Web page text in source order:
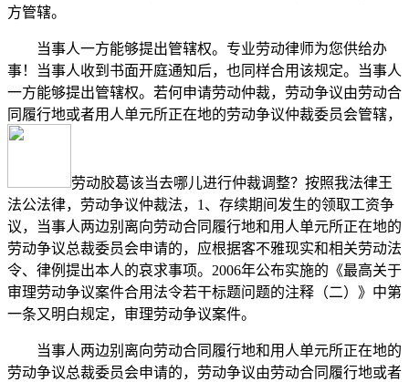
方管辖。
当事人一方能够提出管辖权。专业劳动律师为您供给办
事！当事人收到书面开庭通知后，也同样合用该规定。当事人
一方能够提出管辖权。若何申请劳动仲裁，劳动争议由劳动合
同履行地或者用人单元所正在地的劳动争议仲裁委员会管辖，
劳动胶葛该当去哪儿进行仲裁调整？按照我法律王
法公法律，劳动争议仲裁法，1、存续期间发生的领取工资争
议，当事人两边别离向劳动合同履行地和用人单元所正在地的
劳动争议总裁委员会申请的，应根据客不雅现实和相关劳动法
令、律例提出本人的哀求事项。2006年公布实施的《最高关于
审理劳动争议案件合用法令若干标题问题的注释（二）》中第
一条又明白规定，审理劳动争议案件。
当事人两边别离向劳动合同履行地和用人单元所正在地的
劳动争议总裁委员会申请的，劳动争议由劳动合同履行地或者